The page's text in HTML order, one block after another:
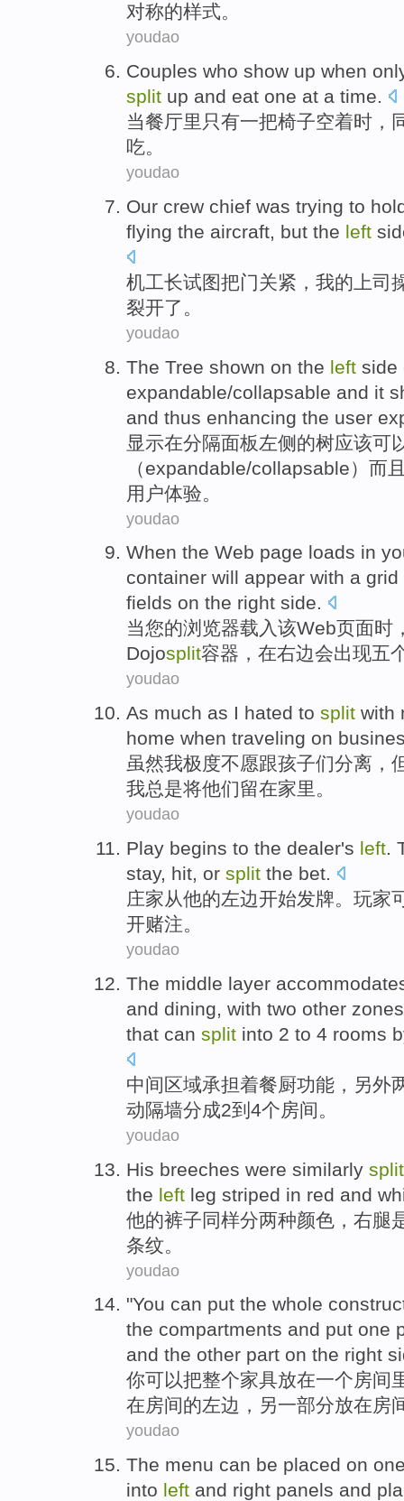
对称的样式。
youdao
Couples who show up when
split up and eat one at a time.
当餐厅里 只有一把椅子空着时，
吃。
youdao
Our crew chief was trying to
flying the aircraft, but the left
机工长试图把门关紧， 我的 上司
裂开了。
youdao
The Tree shown on the left side
expandable/collapsable and it
and thus enhancing the user
显示在分隔面板左侧 的树应该可
（expandable/collapsable） 而
用户体验 。
youdao
When the Web page loads in
container will appear with a grid
fields on the right side.
当您的浏览器载入该Web页面时
Dojosplit容器 ，在右边会出现五
youdao
As much as I hated to split with
home when traveling on
虽然我极度不愿跟孩子们分离 ，
我总是将他们留在家里。
youdao
Play begins to the dealer's left.
stay, hit, or split the bet.
庄家从他的左边开始发牌。玩家
开赌注。
youdao
The middle layer
and dining, with two other zones
that can split into 2 to 4 rooms
中间 区域承担着餐厨功能， 另外
动隔墙分成2到 4个房间。
youdao
His breeches were similarly split
the left leg striped in red and
他的裤子同样分两种颜色 ， 右腿
条纹。
youdao
"You can put the whole
the compartments and put one
and the other part on the right
你可以把整个家具放在一个房间
在房间的左边 ， 另一部分放在房
youdao
The menu can be placed on
into left and right panels and